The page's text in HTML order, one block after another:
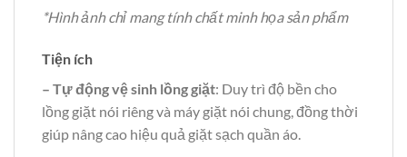
*Hình ảnh chỉ mang tính chất minh họa sản phẩm
Tiện ích
– Tự động vệ sinh lồng giặt: Duy trì độ bền cho
lồng giặt nói riêng và máy giặt nói chung, đồng thời
giúp nâng cao hiệu quả giặt sạch quần áo.